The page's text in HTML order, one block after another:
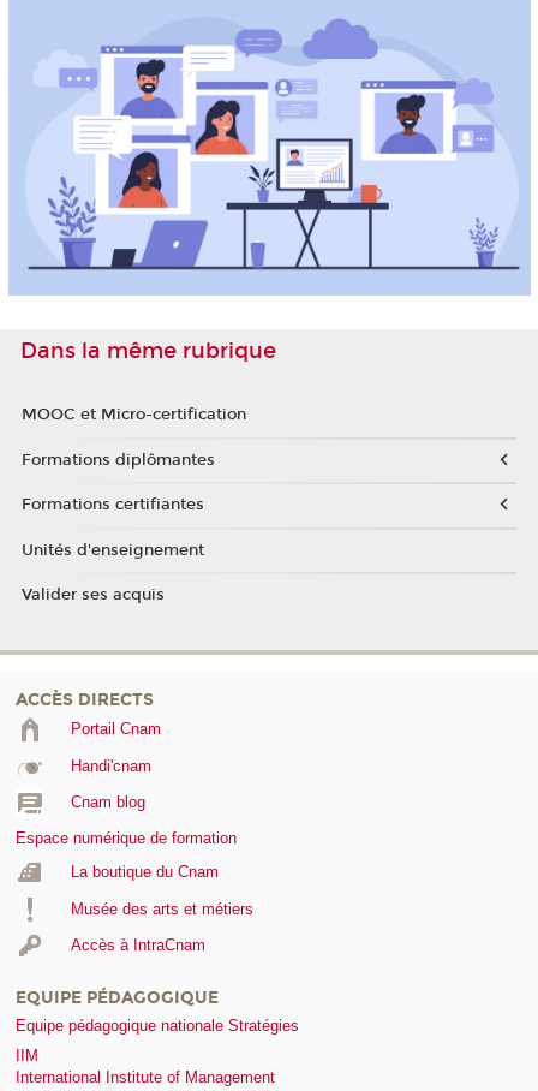
Dans la même rubrique
MOOC et Micro-certification
Formations diplômantes
Formations certifiantes
Unités d'enseignement
Valider ses acquis
ACCÈS DIRECTS
Portail Cnam
Handi'cnam
Cnam blog
Espace numérique de formation
La boutique du Cnam
Musée des arts et métiers
Accès à IntraCnam
EQUIPE PÉDAGOGIQUE
Equipe pédagogique nationale Stratégies
IIM
International Institute of Management